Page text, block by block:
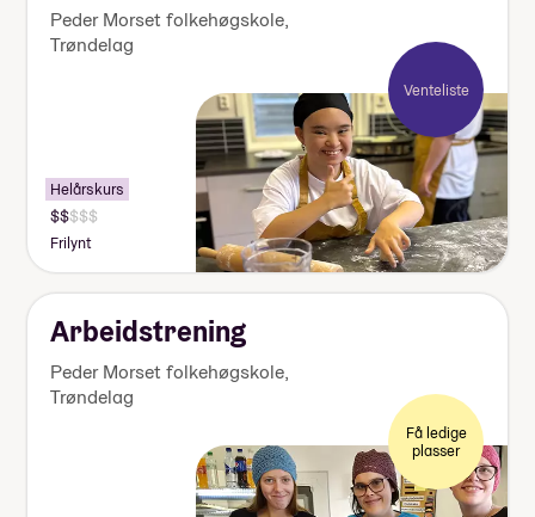
Peder Morset folkehøgskole,
Trøndelag
Venteliste
Helårskurs
Pris:
125
000-
140
000
Frilynt
Arbeidstrening
Peder Morset folkehøgskole,
Trøndelag
Få ledige
plasser